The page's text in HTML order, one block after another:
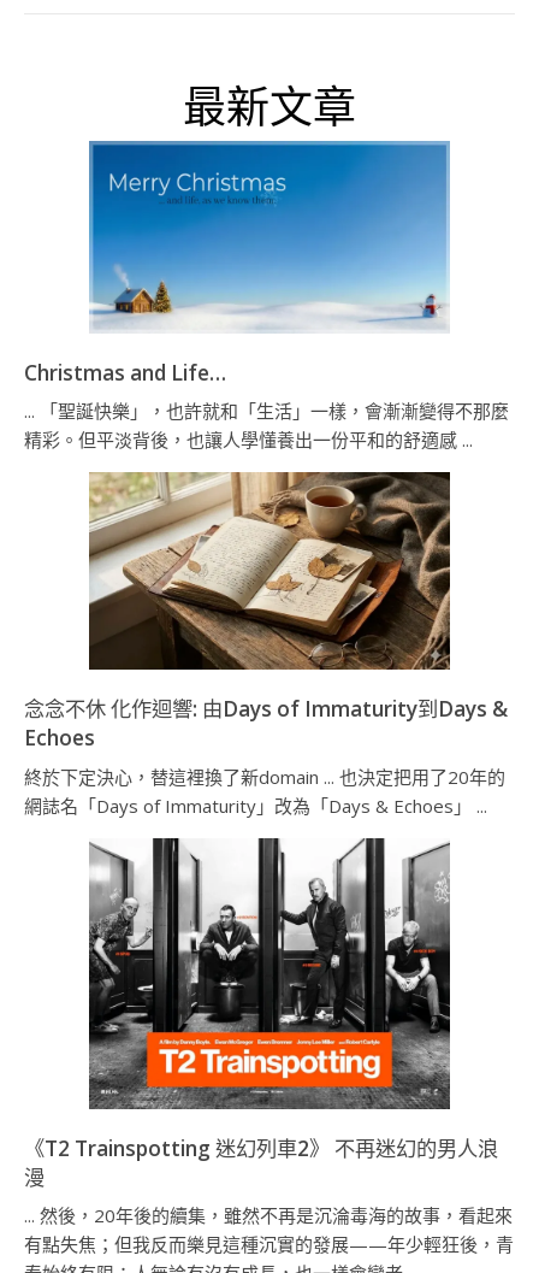
最新文章
Christmas and Life…
... 「聖誕快樂」，也許就和「生活」一樣，會漸漸變得不那麼
精彩。但平淡背後，也讓人學懂養出一份平和的舒適感 ...
念念不休 化作迴響: 由Days of Immaturity到Days &
Echoes
終於下定決心，替這裡換了新domain ... 也決定把用了20年的
網誌名「Days of Immaturity」改為「Days & Echoes」 ...
《T2 Trainspotting 迷幻列車2》 不再迷幻的男人浪
漫
... 然後，20年後的續集，雖然不再是沉淪毒海的故事，看起來
有點失焦；但我反而樂見這種沉實的發展——年少輕狂後，青